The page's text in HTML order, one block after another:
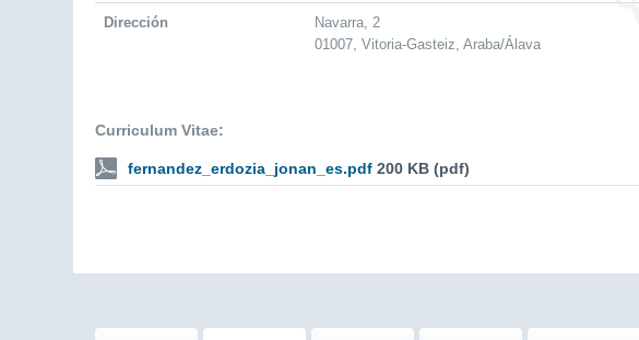
Dirección
Navarra, 2
01007, Vitoria-Gasteiz, Araba/Álava
Curriculum Vitae:
fernandez_erdozia_jonan_es.pdf 200 KB (pdf)